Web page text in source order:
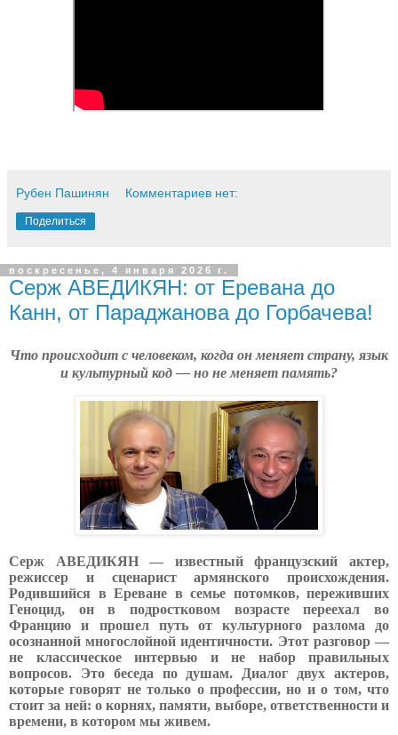
Рубен Пашинян Комментариев нет:
Поделиться
воскресенье, 4 января 2026 г.
Серж АВЕДИКЯН: от Еревана до
Канн, от Параджанова до Горбачева!
Что происходит с человеком, когда он меняет страну, язык
и культурный код — но не меняет память?
Серж АВЕДИКЯН — известный французский актер,
режиссер и сценарист армянского происхождения.
Родившийся в Ереване в семье потомков, переживших
Геноцид, он в подростковом возрасте переехал во
Францию и прошел путь от культурного разлома до
осознанной многослойной идентичности. Этот разговор —
не классическое интервью и не набор правильных
вопросов. Это беседа по душам. Диалог двух актеров,
которые говорят не только о профессии, но и о том, что
стоит за ней: о корнях, памяти, выборе, ответственности и
времени, в котором мы живем.